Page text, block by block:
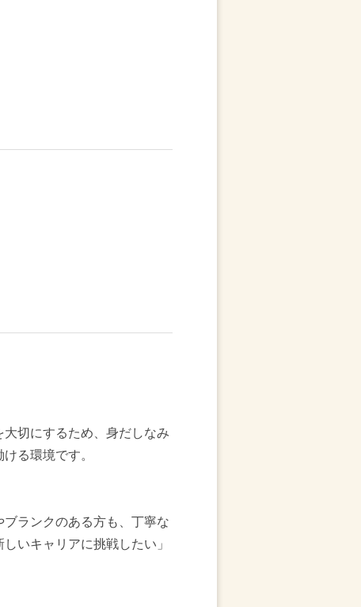
切にするため、身だしなみ
る環境です。
ランクのある方も、丁寧な
いキャリアに挑戦したい」